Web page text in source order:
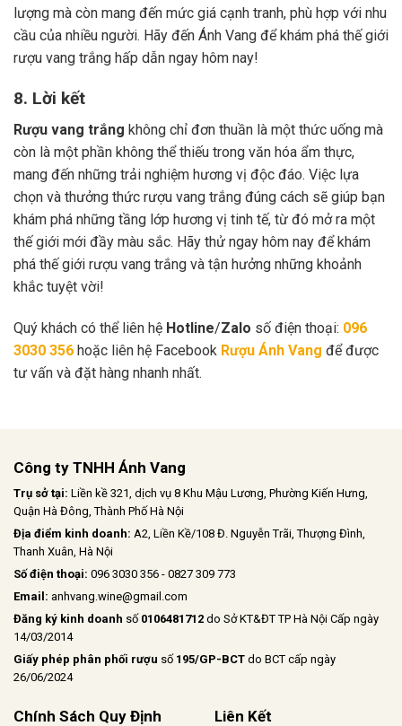
lượng mà còn mang đến mức giá cạnh tranh, phù hợp với nhu
cầu của nhiều người. Hãy đến Ánh Vang để khám phá thế giới
rượu vang trắng hấp dẫn ngay hôm nay!
8. Lời kết
Rượu vang trắng không chỉ đơn thuần là một thức uống mà
còn là một phần không thể thiếu trong văn hóa ẩm thực,
mang đến những trải nghiệm hương vị độc đáo. Việc lựa
chọn và thưởng thức rượu vang trắng đúng cách sẽ giúp bạn
khám phá những tầng lớp hương vị tinh tế, từ đó mở ra một
thế giới mới đầy màu sắc. Hãy thử ngay hôm nay để khám
phá thế giới rượu vang trắng và tận hưởng những khoảnh
khắc tuyệt vời!
Quý khách có thể liên hệ Hotline/Zalo số điện thoại: 096
3030 356 hoặc liên hệ Facebook Rượu Ánh Vang để được
tư vấn và đặt hàng nhanh nhất.
Công ty TNHH Ánh Vang
Trụ sở tại: Liền kề 321, dịch vụ 8 Khu Mậu Lương, Phường Kiến Hưng,
Quận Hà Đông, Thành Phố Hà Nội
Địa điểm kinh doanh: A2, Liền Kề/108 Đ. Nguyễn Trãi, Thượng Đình,
Thanh Xuân, Hà Nội
Số điện thoại: 096 3030 356 - 0827 309 773
Email: anhvang.wine@gmail.com
Đăng ký kinh doanh số 0106481712 do Sở KT&ĐT TP Hà Nội Cấp ngày
14/03/2014
Giấy phép phân phối rượu số 195/GP-BCT do BCT cấp ngày
26/06/2024
Chính Sách Quy Định Liên Kết